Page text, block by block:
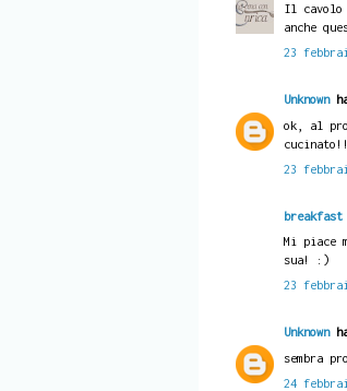
Il cavolo
anche
23
Unknown
ok, al
23
Mi piace
sua! :)
23
Unknown
sembra
24